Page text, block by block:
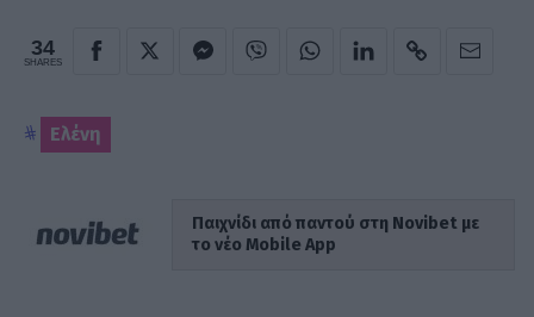
34
SHARES
Ελένη
Παιχνίδι από παντού στη Novibet με
το νέο Mobile App